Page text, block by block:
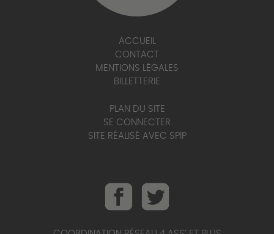
ACCUEIL
CONTACT
MENTIONS LÉGALES
BILLETTERIE
PLAN DU SITE
SE CONNECTER
SITE RÉALISÉ AVEC SPIP